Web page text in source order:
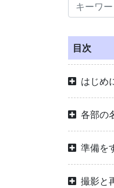
目次
はじめ
各部の
準備を
撮影と